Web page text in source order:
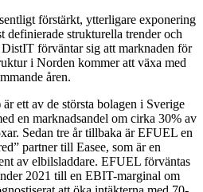
förstärkt, ytterligare exponering
definierade strukturella trender och
förväntar sig att marknaden för
i Norden kommer att växa med
åren.
ett av de största bolagen i Sverige
en marknadsandel om cirka 30% av
Sedan tre år tillbaka är EFUEL en
partner till Easee, som är en
av elbilsladdare. EFUEL förväntas
2021 till en EBIT-marginal om